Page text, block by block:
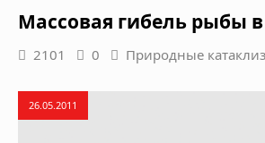
Массовая гибель рыбы
2101 0 Природные
26.05.2011